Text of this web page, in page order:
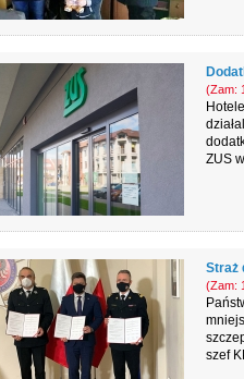
(Zam:
ZUS
Straż
(Zam:
szef